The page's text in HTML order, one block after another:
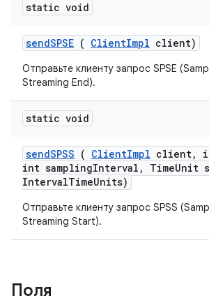
static void
sendSPSE ( ClientImpl client)
Отправьте клиенту запрос SPSE
Streaming End).
static void
sendSPSS ( ClientImpl client,
int samplingInterval , TimeUnit
IntervalTimeUnits)
Отправьте клиенту запрос SPSS
Streaming Start).
Поля